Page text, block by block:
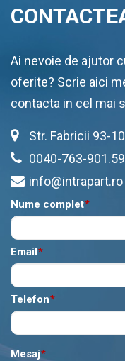
Ai nevoie de ajutor
oferite? Scrie aici
contacta in cel mai
Str. Fabricii 93-
0040-763-
info@intrapart.ro
*
Nume complet
*
Email
*
Telefon
*
Mesaj